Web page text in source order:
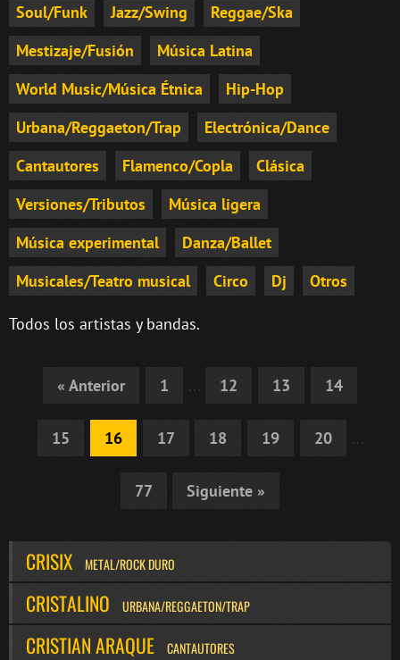
Soul/Funk
Jazz/Swing
Reggae/Ska
Mestizaje/Fusión
Música Latina
World Music/Música Étnica
Hip-Hop
Urbana/Reggaeton/Trap
Electrónica/Dance
Cantautores
Flamenco/Copla
Clásica
Versiones/Tributos
Música ligera
Música experimental
Danza/Ballet
Musicales/Teatro musical
Circo Dj Otros
Todos los artistas y bandas.
« Anterior 1 ... 12 13 14
15 16 17 18 19 20 ...
77 Siguiente »
CRISIX METAL/ROCK DURO
CRISTALINO URBANA/REGGAETON/TRAP
CRISTIAN ARAQUE CANTAUTORES